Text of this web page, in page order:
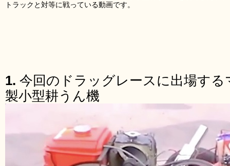
トラックと対等に戦っている動画です。
1. 今回のドラッグレースに出場す
製小型耕うん機